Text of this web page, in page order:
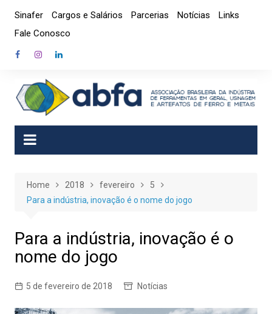
content
Sinafer Cargos e Salários Parcerias Notícias
Links
Fale Conosco
Home 2018 fevereiro
5
Para a indústria, inovação é o nome do jogo
Para a indústria, inovação é o
nome do jogo
5 de fevereiro de 2018 Notícias